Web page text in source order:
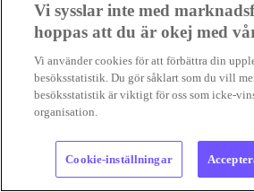
Senaste nyheterna
Foto:geralt/Pixabay
Vi sysslar inte med
hoppas att du är okej med
Vi använder cookies för att förbättra din
besöksstatistik. Du gör såklart som du vill
besöksstatistik är viktigt för oss som icke-
organisation.
Cookie-inställningar